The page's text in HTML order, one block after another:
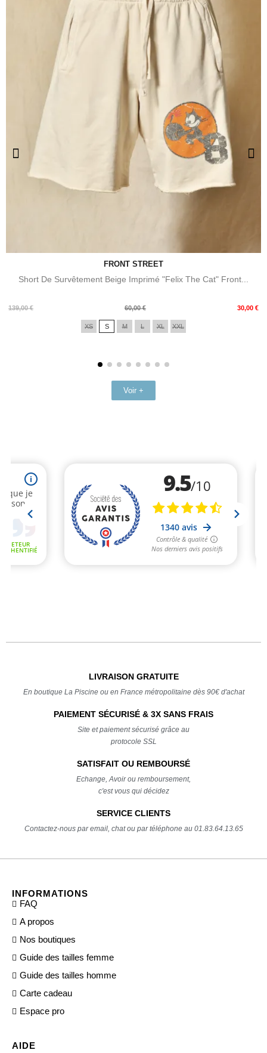
FRONT STREET
Short De Survêtement Beige Imprimé "Felix The Cat" Front...
139,00 €
Prix
60,00 € 30,00 €
Prix
XS S M L XL XXL
Voir +
LIVRAISON GRATUITE
En boutique La Piscine ou en France métropolitaine dès 90€ d'achat
PAIEMENT SÉCURISÉ & 3X SANS FRAIS
Site et paiement sécurisé grâce au
protocole SSL
SATISFAIT OU REMBOURSÉ
Echange, Avoir ou remboursement,
c'est vous qui décidez
SERVICE CLIENTS
Contactez-nous par email, chat ou par téléphone au 01.83.64.13.65
INFORMATIONS
FAQ
A propos
Nos boutiques
Guide des tailles femme
Guide des tailles homme
Carte cadeau
Espace pro
AIDE